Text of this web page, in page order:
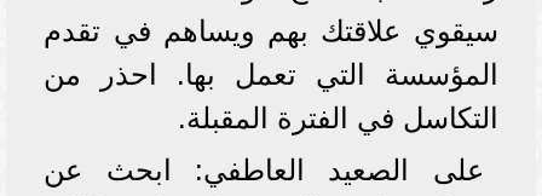
سيقوي علاقتك بهم ويساهم في تقدم
المؤسسة التي تعمل بها. احذر من
التكاسل في الفترة المقبلة.
على الصعيد العاطفي: ابحث عن